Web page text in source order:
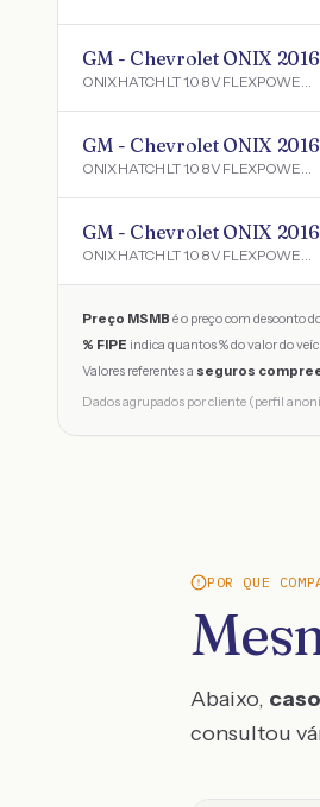
GM - Chevrolet ONIX 2016
ONIX HATCH LT 1.0 8V FLEXPOWER 5P MEC.
GM - Chevrolet ONIX 2016
ONIX HATCH LT 1.0 8V FLEXPOWER 5P MEC.
GM - Chevrolet ONIX 2016
ONIX HATCH LT 1.0 8V FLEXPOWER 5P MEC.
Preço MSMB é o preço com desconto
% FIPE indica quantos % do valor do
Valores referentes a seguros
Dados agrupados por cliente (perfil
POR QUE
Abaixo,
consultou